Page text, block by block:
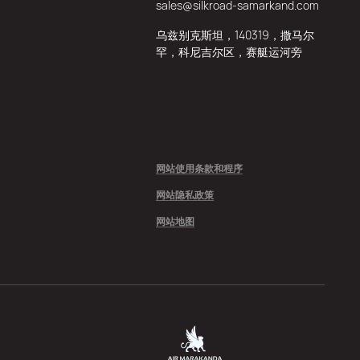
sales@silkroad-samarkand.com
乌兹别克斯坦，140319，撒马尔
罕，科尼吉尔区，赛艇运河旁
网站使用条款和程序
网站隐私政策
网站地图